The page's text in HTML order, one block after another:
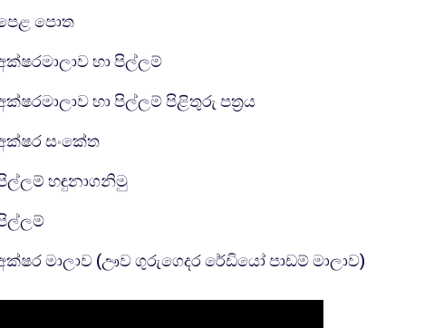
පොත
හා පිල්ලම්
හා පිල්ලම් පිළිතුරු පත්‍රය
සංකේතයු ආර් එල්
හඳුනාගනිමුයු ආර් එල්
යු ආර් එල්
මාලාව (ඌව ගුරුගෙදර රේඩියෝ පාඩම් මාලාව)යු ආර් එල්